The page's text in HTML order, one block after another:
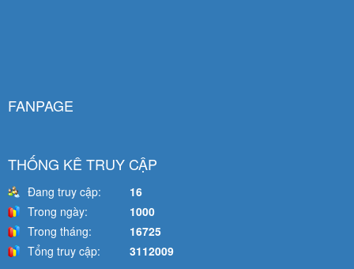
FANPAGE
THỐNG KÊ TRUY CẬP
Đang truy cập:
16
Trong ngày:
1000
Trong tháng:
16725
Tổng truy cập:
3112009